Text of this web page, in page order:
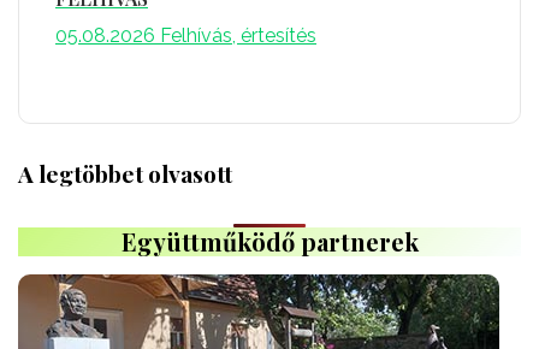
05.08.2026 Felhívás, értesítés
A legtöbbet olvasott
Együttműködő partnerek